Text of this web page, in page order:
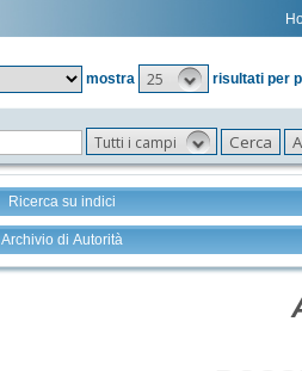
mostra
25 risultati per
Tutti i campi
Ricerca su indici
Archivio di Autorità